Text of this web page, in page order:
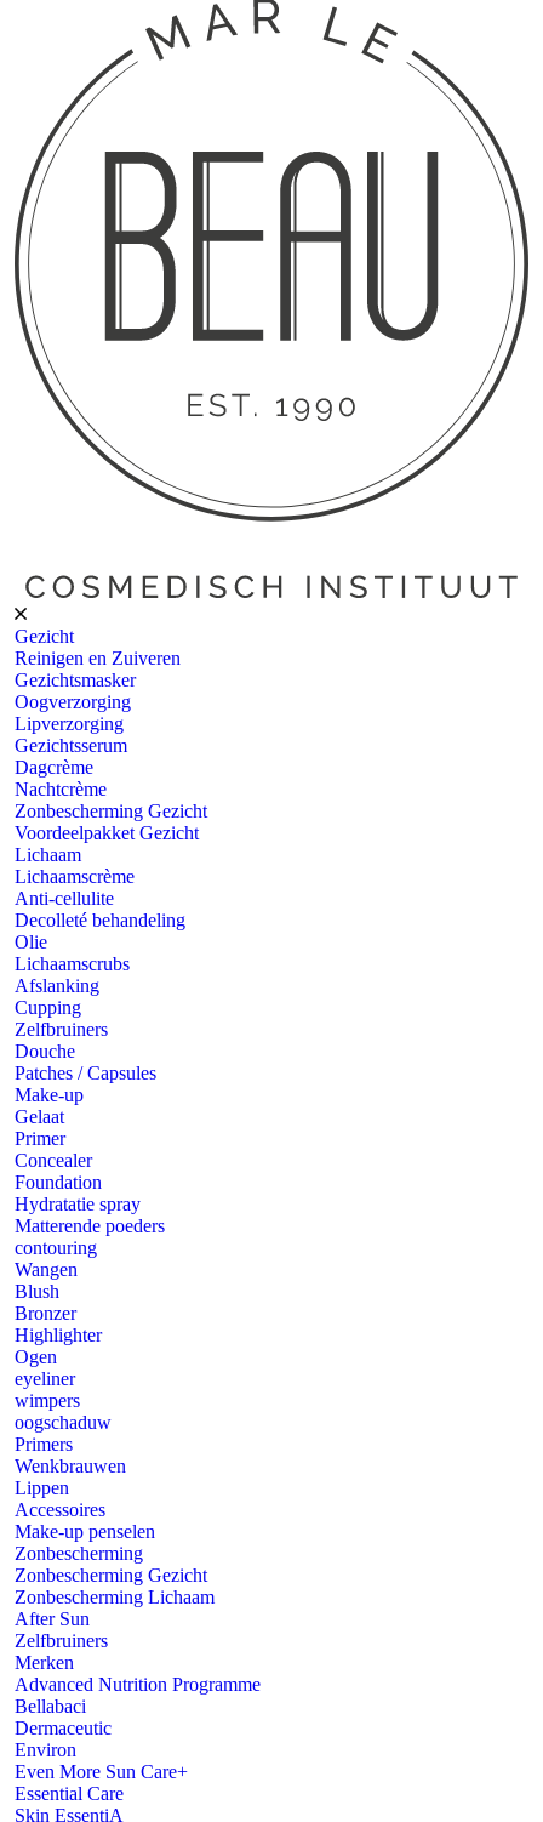
Gezicht
Reinigen en Zuiveren
Gezichtsmasker
Oogverzorging
Lipverzorging
Gezichtsserum
Dagcrème
Nachtcrème
Zonbescherming Gezicht
Voordeelpakket Gezicht
Lichaam
Lichaamscrème
Anti-cellulite
Decolleté behandeling
Olie
Lichaamscrubs
Afslanking
Cupping
Zelfbruiners
Douche
Patches / Capsules
Make-up
Gelaat
Primer
Concealer
Foundation
Hydratatie spray
Matterende poeders
contouring
Wangen
Blush
Bronzer
Highlighter
Ogen
eyeliner
wimpers
oogschaduw
Primers
Wenkbrauwen
Lippen
Accessoires
Make-up penselen
Zonbescherming
Zonbescherming Gezicht
Zonbescherming Lichaam
After Sun
Zelfbruiners
Merken
Advanced Nutrition Programme
Bellabaci
Dermaceutic
Environ
Even More Sun Care+
Essential Care
Skin EssentiA